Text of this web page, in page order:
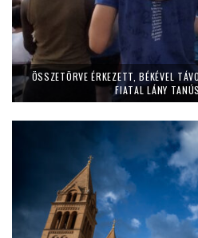
ÖSSZETÖRVE ÉRKEZETT, BÉKÉVEL
FIATAL LÁNY